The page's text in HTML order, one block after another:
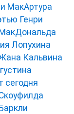
МакАртура
Генри
Лопухина
Кальвина
сегодня